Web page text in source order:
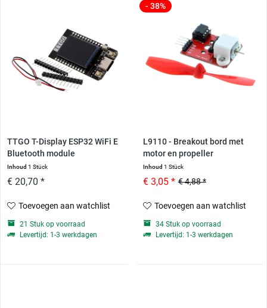
TTGO T-Display ESP32 WiFi E
Bluetooth module
Inhoud1 Stück
€ 20,70 *
Toevoegen aan watchlist
21 Stuk op voorraad
Levertijd: 1-3 werkdagen
- 38%
L9110 - Breakout bord met
motor en propeller
Inhoud 1 Stück
€ 4,88 *
€ 3,05 *
Toevoegen aan watchlist
34 Stuk op voorraad
Levertijd: 1-3 werkdagen